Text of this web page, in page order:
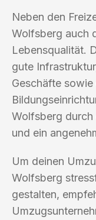
Neben den
Wolfsberg auch
Lebensqualität.
gute
Geschäfte
Wolfsberg durch
und ein
Um deinen
Wolfsberg
gestalten,